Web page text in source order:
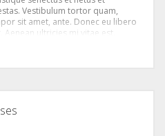
Vestibulum tortor quam,
sit amet, ante. Donec eu libero
Aenean ultricies mi vitae est.